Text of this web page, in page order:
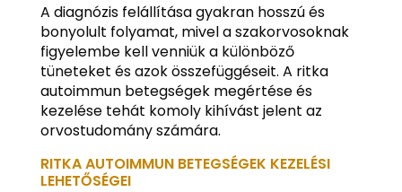
A diagnózis felállítása gyakran hosszú és
bonyolult folyamat, mivel a szakorvosoknak
figyelembe kell venniük a különböző
tüneteket és azok összefüggéseit. A ritka
autoimmun betegségek megértése és
kezelése tehát komoly kihívást jelent az
orvostudomány számára.
RITKA AUTOIMMUN BETEGSÉGEK KEZELÉSI
LEHETŐSÉGEI